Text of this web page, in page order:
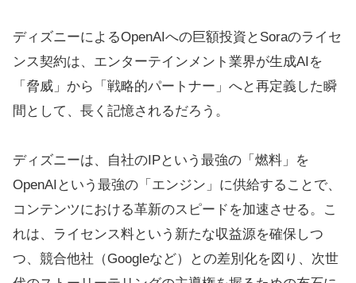
ディズニーによるOpenAIへの巨額投資とSoraのライセ
ンス契約は、エンターテインメント業界が生成AIを
「脅威」から「戦略的パートナー」へと再定義した瞬
間として、長く記憶されるだろう。
ディズニーは、自社のIPという最強の「燃料」を
OpenAIという最強の「エンジン」に供給することで、
コンテンツにおける革新のスピードを加速させる。こ
れは、ライセンス料という新たな収益源を確保しつ
つ、競合他社（Googleなど）との差別化を図り、次世